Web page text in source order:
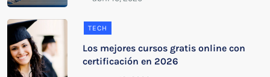
TECH
Los mejores cursos gratis online con
certificación en 2026